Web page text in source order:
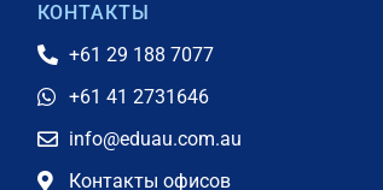
КОНТАКТЫ
+61 29 188 7077
+61 41 2731646
info@eduau.com.au
Контакты офисов